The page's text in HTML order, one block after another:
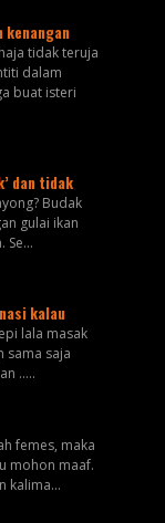
kenangan
tidak teruja
dalam
buat isteri
dan tidak
Budak
gulai ikan
Se...
kalau
lala masak
sama saja
.....
femes, maka
mohon maaf.
kalima...